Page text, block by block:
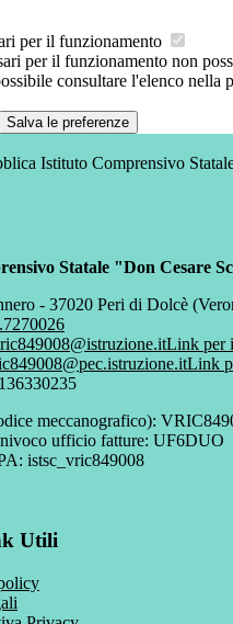
per il funzionamento
per il funzionamento non
consultare l'elenco nella
Salva le preferenze
Istituto Comprensivo
Statale "Don Cesare
- 37020 Peri di Dolcè
Link per
Link
meccanografico):
ufficio fatture: UF6DUO
istsc_vric849008
Utili